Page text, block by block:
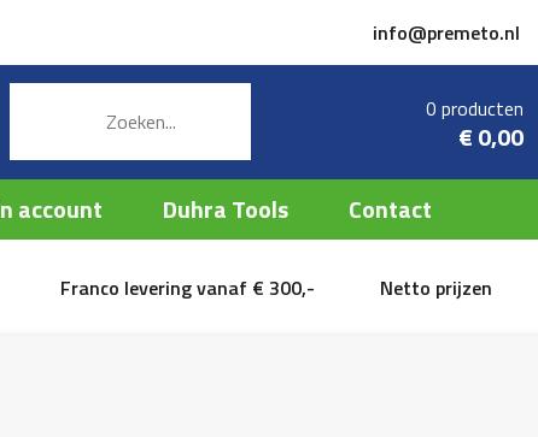
info@premeto.nl
0 producten
€0,00
account Duhra Tools Contact
Franco levering vanaf € 300,- Netto prijzen